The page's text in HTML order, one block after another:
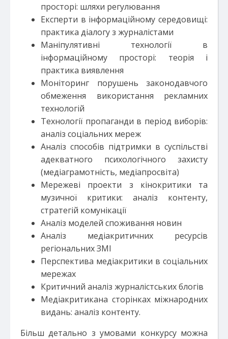
просторі: шляхи регулювання
Експерти в інформаційному середовищі:
практика діалогу з журналістами
Маніпулятивні технології в
інформаційному просторі: теорія і
практика виявлення
Моніторинг порушень законодавчого
обмеження використання рекламних
технологій
Технології пропаганди в період виборів:
аналіз соціальних мереж
Аналіз способів підтримки в суспільстві
адекватного психологічного захисту
(медіаграмотність, медіапросвіта)
Мережеві проекти з кінокритики та
музичної критики: аналіз контенту,
стратегій комунікації
Аналіз моделей споживання новин
Аналіз медіакритичних ресурсів
регіональних ЗМІ
Перспектива медіакритики в соціальних
мережах
Критичний аналіз журналістських блогів
Медіакритикана сторінках міжнародних
видань: аналіз контенту.
Більш детально з умовами конкурсу можна